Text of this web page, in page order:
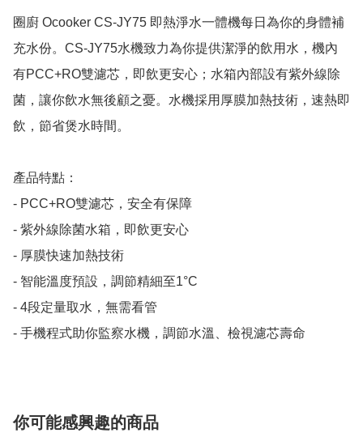
圈廚 Ocooker CS-JY75 即熱淨水一體機每日為你的身體補
充水份。CS-JY75水機致力為你提供潔淨的飲用水，機內
有PCC+RO雙濾芯，即飲更安心；水箱內部設有紫外線除
菌，讓你飲水無後顧之憂。水機採用厚膜加熱技術，速熱即
飲，節省煲水時間。
產品特點：
- PCC+RO雙濾芯，安全有保障
- 紫外線除菌水箱，即飲更安心
- 厚膜快速加熱技術
- 智能溫度預設，調節精細至1°C
- 4段定量取水，無需看管
- 手機程式助你監察水機，調節水溫、檢視濾芯壽命
你可能感興趣的商品